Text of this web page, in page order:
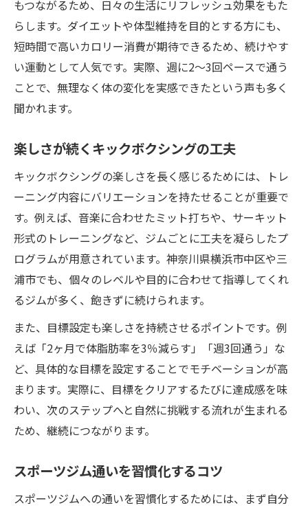
もつながるため、日々の生活にリフレッシュ効果をもた
らします。ダイエットや体型維持を目的とする方にも、
短時間で高いカロリー消費が期待できるため、続けやす
い運動として人気です。実際、週に2～3回ペースで通う
ことで、無理なく体の変化を実感できたという声も多く
聞かれます。
楽しさが続くキックボクシングの工夫
キックボクシングの楽しさを長く感じるためには、トレ
ーニング内容にバリエーションを持たせることが重要で
す。例えば、音楽に合わせたミット打ちや、サーキット
形式のトレーニングなど、ジムごとに工夫を凝らしたプ
ログラムが用意されています。神奈川県横浜市中区や三
浦市でも、個々のレベルや目的に合わせて指導してくれ
るジムが多く、飽きずに続けられます。
また、目標設定も楽しさを持続させるポイントです。例
えば「2ヶ月で体脂肪率を3％減らす」「週3回通う」な
ど、具体的な目標を設定することでモチベーションが高
まります。実際に、目標をクリアするたびに達成感を味
わい、次のステップへと自然に挑戦する流れが生まれる
ため、継続につながります。
スポーツジム通いを習慣化するコツ
スポーツジムへの通いを習慣化するためには、まず自分